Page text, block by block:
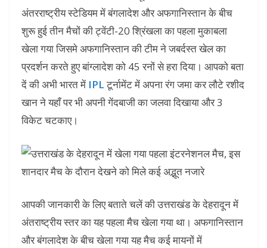
अंतरराष्ट्रीय स्टेडियम में बंगलादेश और अफगानिस्तान के बीच
शुरू हुई तीन मैचों की ट्वेंटी-20 श्रिंखला का पहला मुकाबला
खेला गया जिसमे अफगानिस्तान की टीम ने जबर्दस्त खेल का
प्रदर्शन करते हुए बांग्लादेश को 45 रनों से हरा दिया। आपको बता
दें की अभी भारत में IPLटूर्नामेंट में अपना रंग जमा कर लौटे रशीद
खान ने यहाँ पर भी अपनी गेंदबाजी का जलवा दिखाया और 3
विकेट चटकाए।
आपकी जानकारी के लिए बताते चलें की उत्तराखंड के देहरादून में
अंतराष्ट्रीय स्तर का यह पहला मैच खेला गया था। अफगानिस्तान
और बंगलादेश के बीच खेला गया यह मैच कई मायनों में